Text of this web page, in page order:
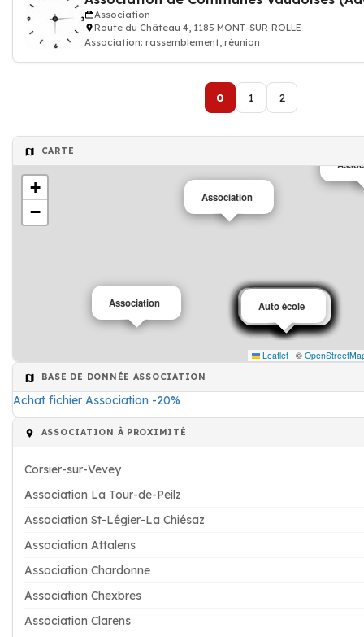
Association
Route du Château 4, 1185 MONT-SUR-ROLLE
Association: rassemblement, réunion
0 1 2
CARTE
Association
Association
Association
Association
Association
Association
Aïkido
Association
Association
Association
Association
Association
Association
Association
Association
Association
Auto école
Association
Association
+
−
Leaflet | ©
BASE DE DONNÉE ASSOCIATION
Achat fichier Association -20%
ASSOCIATION À PROXIMITÉ
Corsier-sur-Vevey
Association La Tour-de-Peilz
Association St-Légier-La Chiésaz
Association Attalens
Association Chardonne
Association Chexbres
Association Clarens